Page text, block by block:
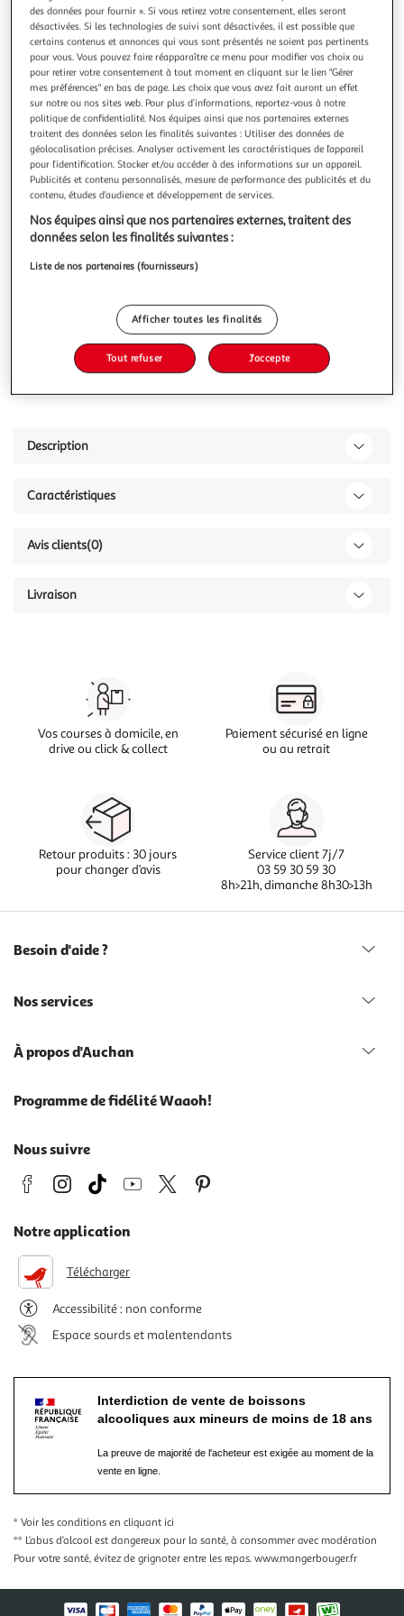
précédentesuivante
FIVE
Meuble tv liam 2 portes et 2 niches - marron
Apportez une touche d'élégance à votre salon avec notre
meuble TV Liam. Doté de 2 portes et 2 niches, ce meuble
offre une solution de rangement pratique tout en étant un
ajout esthétique à votre salon. Convient pour un écran
jusqu'à 55 pouces. FICHE TECHNIQUE- Meuble TV - Matière
: Bois - Panneaux d
En savoir +
Vendu par Toilinux
Livraison dès 5/6 jours
19,99€
83,99€
Ajouter au panier
Ajouter à une liste
Description
Caractéristiques
Avis clients(0)
Livraison
Vos courses à domicile, en
drive ou click & collect
Paiement sécurisé en ligne
ou au retrait
Retour produits : 30 jours
pour changer d’avis
Service client 7j/7
03 59 30 59 30
8h>21h, dimanche 8h30>13h
Besoin d'aide ?
Nos services
À propos d'Auchan
Programme de fidélité Waaoh!
Nous suivre
Notre application
Télécharger
Accessibilité : non conforme
Espace sourds et malentendants
Interdiction de vente de boissons
alcooliques aux mineurs de moins de 18 ans
La preuve de majorité de l'acheteur est exigée au moment de la
vente en ligne.
* Voir les conditions en cliquant ici
** L’abus d’alcool est dangereux pour la santé, à consommer avec modération
Pour votre santé, évitez de grignoter entre les repas. www.mangerbouger.fr
des données pour fournir ». Si vous retirez votre consentement, elles seront
désactivées. Si les technologies de suivi sont désactivées, il est possible que
certains contenus et annonces qui vous sont présentés ne soient pas pertinents
pour vous. Vous pouvez faire réapparaître ce menu pour modifier vos choix ou
pour retirer votre consentement à tout moment en cliquant sur le lien "Gérer
mes préférences" en bas de page. Les choix que vous avez fait auront un effet
sur notre ou nos sites web. Pour plus d’informations, reportez-vous à notre
politique de confidentialité. Nos équipes ainsi que nos partenaires externes
traitent des données selon les finalités suivantes : Utiliser des données de
géolocalisation précises. Analyser activement les caractéristiques de l’appareil
pour l’identification. Stocker et/ou accéder à des informations sur un appareil.
Publicités et contenu personnalisés, mesure de performance des publicités et du
contenu, études d’audience et développement de services.
Nos équipes ainsi que nos partenaires externes, traitent des
données selon les finalités suivantes :
Liste de nos partenaires (fournisseurs)
Afficher toutes les finalités
Tout refuser J'accepte